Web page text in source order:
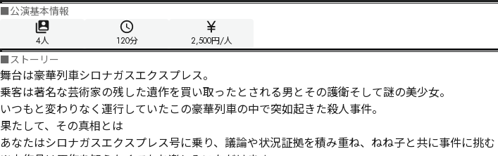
■公演基本情報
4人 120分 2,500円/人
■ストーリー
舞台は豪華列車シロナガスエクスプレス。
乗客は著名な芸術家の残した遺作を買い取ったとされる男とその護衛―――そして謎の美少女。
いつもと変わりなく運行していたこの豪華列車の中で突如起きた殺人事件。
果たして、その真相とは―――
あなたはシロナガスエクスプレス号に乗り、議論や状況証拠を積み重ね、ねね子と共に事件に挑む